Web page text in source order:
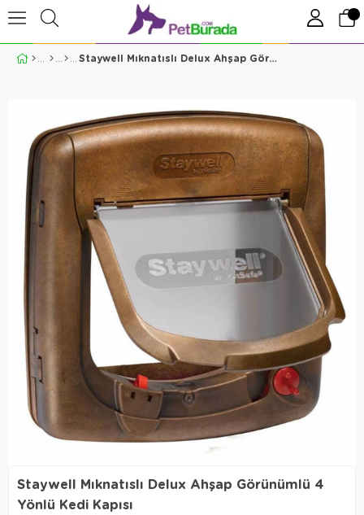
Staywell Mıknatıslı Delux Ahşap Görünümlü 4 Yönlü Kedi Kapısı
Staywell Mıknatıslı Delux Ahşap Görünümlü 4
Yönlü Kedi Kapısı